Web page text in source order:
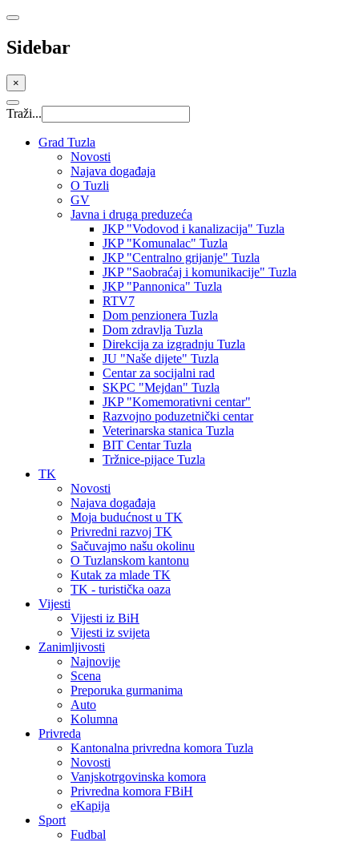
Sidebar
×
Traži...
Grad Tuzla
Novosti
Najava događaja
O Tuzli
GV
Javna i druga preduzeća
JKP "Vodovod i kanalizacija" Tuzla
JKP "Komunalac" Tuzla
JKP "Centralno grijanje" Tuzla
JKP "Saobraćaj i komunikacije" Tuzla
JKP "Pannonica" Tuzla
RTV7
Dom penzionera Tuzla
Dom zdravlja Tuzla
Direkcija za izgradnju Tuzla
JU "Naše dijete" Tuzla
Centar za socijalni rad
SKPC "Mejdan" Tuzla
JKP "Komemorativni centar"
Razvojno poduzetnički centar
Veterinarska stanica Tuzla
BIT Centar Tuzla
Tržnice-pijace Tuzla
TK
Novosti
Najava događaja
Moja budućnost u TK
Privredni razvoj TK
Sačuvajmo našu okolinu
O Tuzlanskom kantonu
Kutak za mlade TK
TK - turistička oaza
Vijesti
Vijesti iz BiH
Vijesti iz svijeta
Zanimljivosti
Najnovije
Scena
Preporuka gurmanima
Auto
Kolumna
Privreda
Kantonalna privredna komora Tuzla
Novosti
Vanjskotrgovinska komora
Privredna komora FBiH
eKapija
Sport
Fudbal